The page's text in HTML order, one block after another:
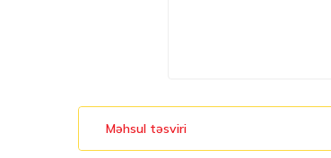
Məhsul təsviri